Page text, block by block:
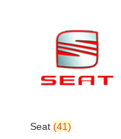
Seat (41)